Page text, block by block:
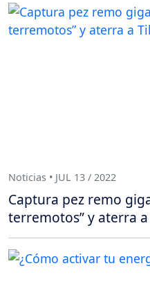
Noticias • JUL 13 / 2022
Captura pez remo
terremotos” y aterra a